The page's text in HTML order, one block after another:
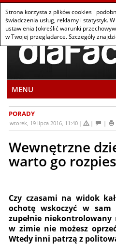
Strona korzysta z plików cookies i
świadczenia usług, reklamy i statystyk.
ustawienia (określić warunki
w Twojej przeglądarce. Szczegóły
MENU
PORADY
wtorek, 19 lipca 2016, 11:40
Wewnętrzne
warto go
Czy czasami na widok
ochotę wskoczyć w
zupełnie niekontrolowany
w zimie nie możesz
Wtedy inni patrzą z